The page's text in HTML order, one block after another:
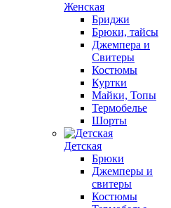
Женская
Бриджи
Брюки, тайсы
Джемпера и
Свитеры
Костюмы
Куртки
Майки, Топы
Термобелье
Шорты
Детская
Брюки
Джемперы и
свитеры
Костюмы